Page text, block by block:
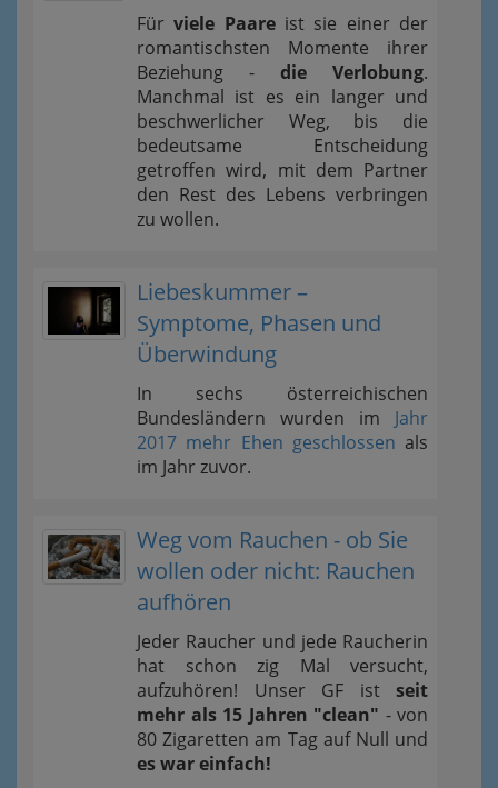
Fürviele Paareist sie einer der
romantischsten Momente ihrer
Beziehung - die Verlobung.
Manchmal ist es ein langer und
beschwerlicher Weg, bis die
bedeutsame Entscheidung
getroffen wird, mit dem Partner
den Rest des Lebens verbringen
zu wollen.
Liebeskummer –
Symptome, Phasen und
Überwindung
In sechs österreichischen
Bundesländern wurden im Jahr
2017 mehr Ehen geschlossen als
im Jahr zuvor.
Weg vom Rauchen - ob Sie
wollen oder nicht: Rauchen
aufhören
Jeder Raucher und jede Raucherin
hat schon zig Mal versucht,
aufzuhören! Unser GF ist seit
mehr als 15 Jahren "clean" - von
80 Zigaretten am Tag auf Null und
es war einfach!